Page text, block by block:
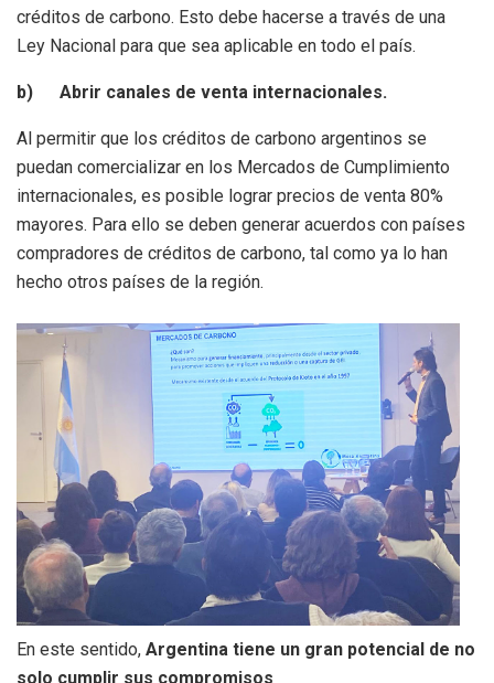
créditos de carbono. Esto debe hacerse a través de una
Ley Nacional para que sea aplicable en todo el país.
b) Abrir canales de venta internacionales.
Al permitir que los créditos de carbono argentinos se
puedan comercializar en los Mercados de Cumplimiento
internacionales, es posible lograr precios de venta 80%
mayores. Para ello se deben generar acuerdos con países
compradores de créditos de carbono, tal como ya lo han
hecho otros países de la región.
En este sentido, Argentina tiene un gran potencial de no
solo cumplir sus compromisos